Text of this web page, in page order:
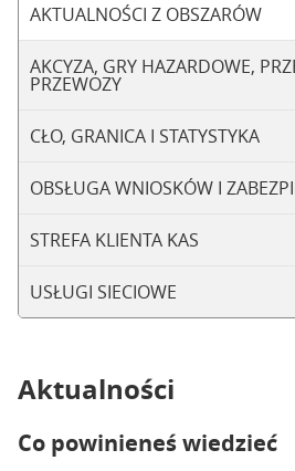
AKTUALNOŚCI Z OBSZARÓW
AKCYZA, GRY HAZARDOWE,
PRZEWOZY
CŁO, GRANICA I STATYSTYKA
OBSŁUGA WNIOSKÓW I
STREFA KLIENTA KAS
USŁUGI SIECIOWE
Aktualności
Co powinieneś wiedzieć